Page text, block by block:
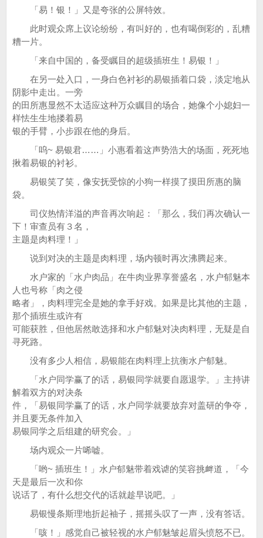
「易！银！」又是夸张的公屏特效。
此时观众席上议论纷纷，有叫好的，也有喝倒彩的，乱糟
糟一片。
「来自中国的，备受瞩目的超级插班生！易银！」
在另一处入口，一身白色衬衫的易银插着口袋，淡定地从
阴影中走出。一旁
的田所惠显然不太适应这种万众瞩目的场合，她像个小媳妇一
样怯生生地搂着易
银的手臂，小步跟在他的身后。
「呜~ 易银君……」小惠看着这声势浩大的场面，死死地
揪着易银的衬衫。
易银笑了笑，像安抚受惊的小狗一样摸了摸田所惠的脑
袋。
司仪热情洋溢的声音再次响起：「那么，我们再次确认一
下！审查员有３名，
主题是肉料理！」
说到对决的主题是肉料理，场内顿时再次沸腾起来。
水户家的「水户肉品」在牛肉业界享誉盛名，水户郁魅本
人也号称「肉之侵
略者」，肉料理完全是她的拿手好戏。如果是比其他的主题，
那个插班生或许有
可能获胜，但他居然敢选择和水户郁魅对决肉料理，无疑是自
寻死路。
没有多少人相信，易银能在肉料理上抗衡水户郁魅。
「水户同学赢了的话，易银同学就要自愿退学。」主持讲
解着双方的对决条
件，「易银同学赢了的话，水户同学就要放弃对盖研的争夺，
并且要无条件加入
易银同学之后组建的研究会。」
场内观众一片唏嘘。
「哟~ 插班生！」水户郁魅带着戏谑的笑容挑衅道，「今
天是最后一次和你
说话了，有什么想交代的话就趁早说吧。」
易银慢条斯理地折起袖子，摇摇头叹了一声，没有答话。
「咳！」感觉自己被轻视的水户郁魅皱起眉头愤怒不已。